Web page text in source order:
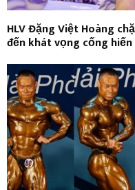
HLV Đặng Việt Hoàng
đến khát vọng cống